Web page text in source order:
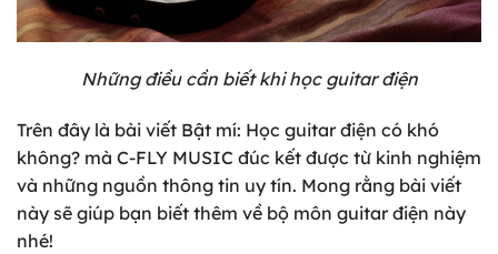
Những điều cần biết khi học guitar điện
Trên đây là bài viết Bật mí: Học guitar điện có khó
không? mà C-FLY MUSIC đúc kết được từ kinh nghiệm
và những nguồn thông tin uy tín. Mong rằng bài viết
này sẽ giúp bạn biết thêm về bộ môn guitar điện này
nhé!